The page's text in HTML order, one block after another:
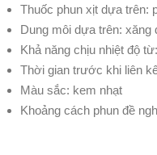
Thuốc phun xịt dựa trên:
Dung môi dựa trên: xăng
Khả năng chịu nhiệt độ từ:
Thời gian trước khi liên
Màu sắc: kem nhạt
Khoảng cách phun đề